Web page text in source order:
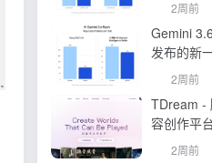
2周前
Gemini
发布的新
2周前
TDream -
容创作平
2周前